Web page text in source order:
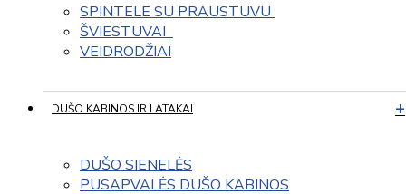
SPINTELE SU PRAUSTUVU
ŠVIESTUVAI
VEIDRODŽIAI
DUŠO KABINOS IR LATAKAI
DUŠO SIENELĖS
PUSAPVALĖS DUŠO KABINOS